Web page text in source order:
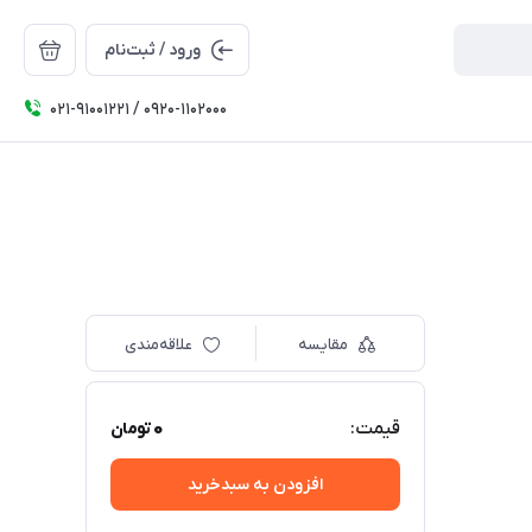
ورود / ثبت‌نام
۰۲۱-91001221 / 0920-1102000
مقایسه علاقه‌مندی
قیمت: 0تومان
افزودن به سبدخرید